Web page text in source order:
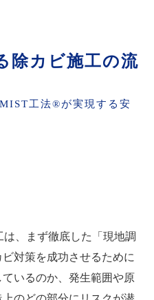
除カビ施工の流
工法®が実現する安
、まず徹底した「現地調
対策を成功させるために
いるのか、発生範囲や原